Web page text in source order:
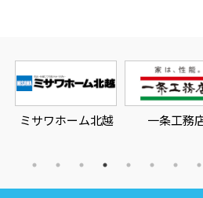
ーム北越 一条工務店